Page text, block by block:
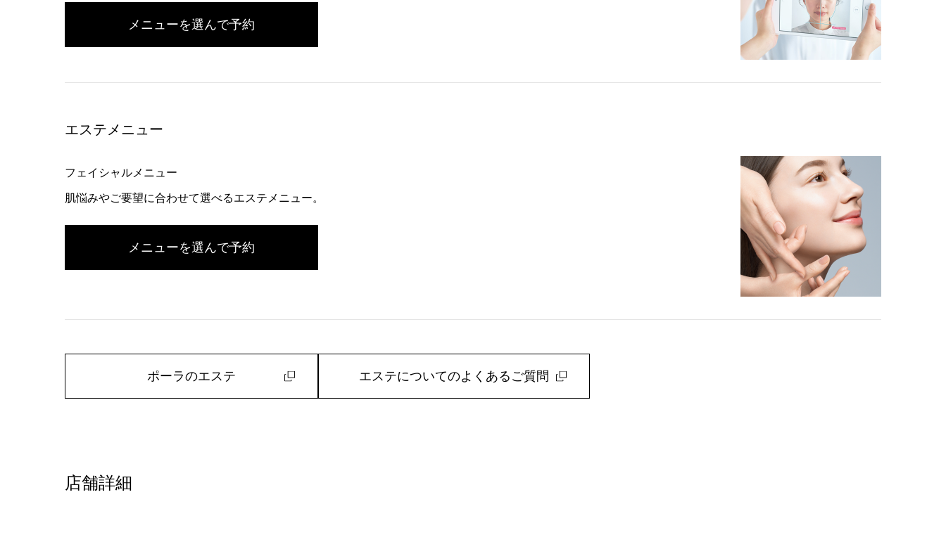
メニューを選んで予約
エステメニュー
フェイシャルメニュー
肌悩みやご要望に合わせて選べるエステメニュー。
メニューを選んで予約
ポーラのエステ エステについてのよくあるご質問
店舗詳細